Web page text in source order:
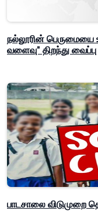
நல்லூரின் பெருமையை
வளைவு" திறந்து வைப்பு
பாடசாலை விடுமுறை